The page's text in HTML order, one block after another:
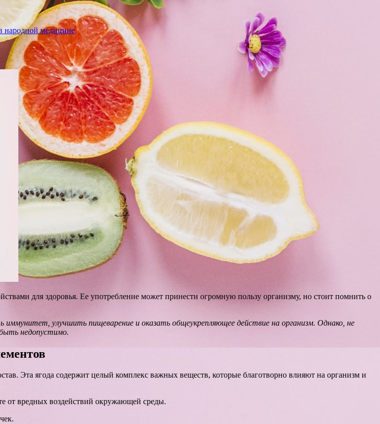
народной медицине
для здоровья. Ее употребление может принести огромную пользу организму, но стоит помнить о
улучшить пищеварение и оказать общеукрепляющее действие на организм. Однако, не
недопустимо.
Эта ягода содержит целый комплекс важных веществ, которые благотворно влияют на организм и
от вредных воздействий окружающей среды.